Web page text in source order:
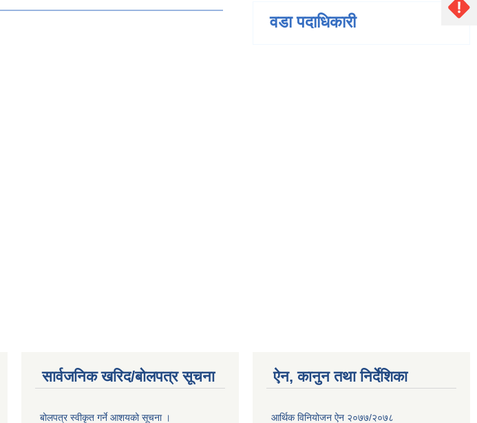
वडा पदाधिकारी
सार्वजनिक खरिद/बोलपत्र सूचना
बोलपत्र स्वीकृत गर्ने आशयको सूचना ।
ऐन, कानुन तथा निर्देशिका
आर्थिक विनियोजन ऐन २०७७/२०७८